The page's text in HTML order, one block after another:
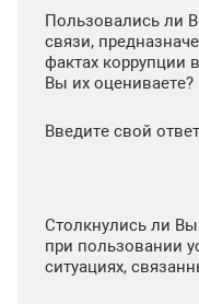
Пользовались ли
связи,
фактах коррупции
Вы их оцениваете?
Введите свой ответ
Столкнулись ли
при пользовании
ситуациях,